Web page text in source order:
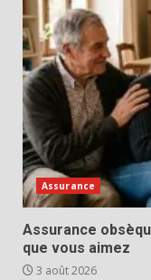
Assurance
Assurance
que vous aimez
3 août 2026